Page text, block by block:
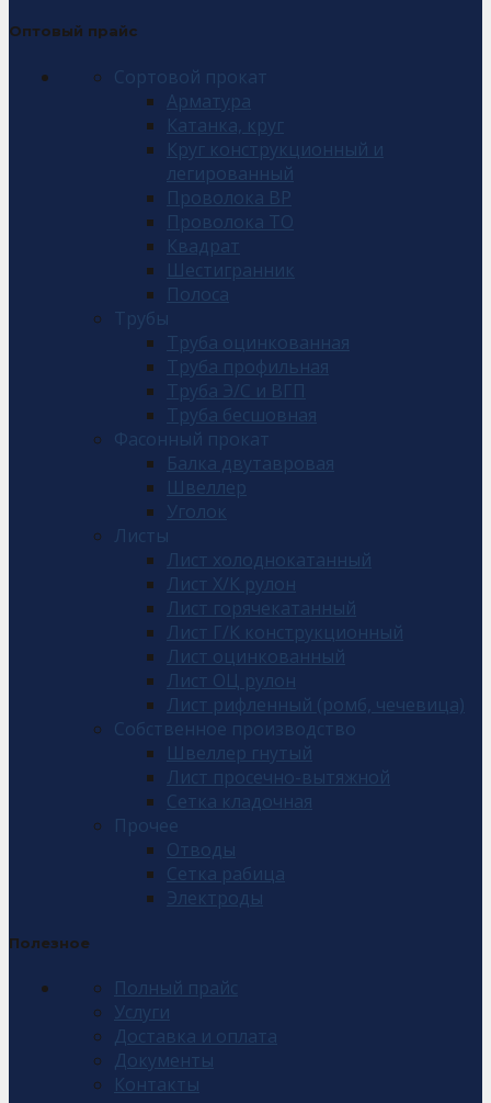
Оптовый прайс
Сортовой прокат
Арматура
Катанка, круг
Круг конструкционный и
легированный
Проволока ВР
Проволока ТО
Квадрат
Шестигранник
Полоса
Трубы
Труба оцинкованная
Труба профильная
Труба Э/С и ВГП
Труба бесшовная
Фасонный прокат
Балка двутавровая
Швеллер
Уголок
Листы
Лист холоднокатанный
Лист Х/К рулон
Лист горячекатанный
Лист Г/К конструкционный
Лист оцинкованный
Лист ОЦ рулон
Лист рифленный (ромб, чечевица)
Собственное производство
Швеллер гнутый
Лист просечно-вытяжной
Сетка кладочная
Прочее
Отводы
Сетка рабица
Электроды
Полезное
Полный прайс
Услуги
Доставка и оплата
Документы
Контакты